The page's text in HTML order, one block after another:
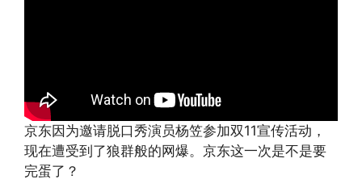
京东因为邀请脱口秀演员杨笠参加双11宣传活动，
现在遭受到了狼群般的网爆。京东这一次是不是要
完蛋了？